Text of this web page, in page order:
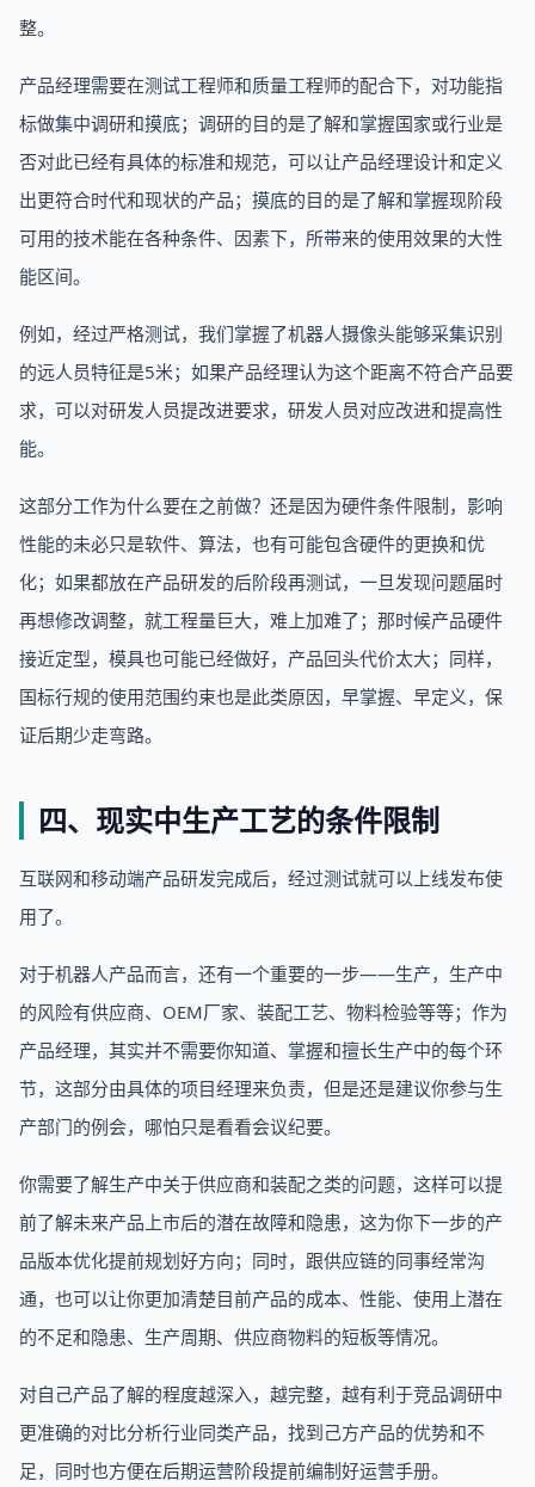
整。
产品经理需要在测试工程师和质量工程师的配合下，对功能指
标做集中调研和摸底；调研的目的是了解和掌握国家或行业是
否对此已经有具体的标准和规范，可以让产品经理设计和定义
出更符合时代和现状的产品；摸底的目的是了解和掌握现阶段
可用的技术能在各种条件、因素下，所带来的使用效果的大性
能区间。
例如，经过严格测试，我们掌握了机器人摄像头能够采集识别
的远人员特征是5米；如果产品经理认为这个距离不符合产品要
求，可以对研发人员提改进要求，研发人员对应改进和提高性
能。
这部分工作为什么要在之前做？还是因为硬件条件限制，影响
性能的未必只是软件、算法，也有可能包含硬件的更换和优
化；如果都放在产品研发的后阶段再测试，一旦发现问题届时
再想修改调整，就工程量巨大，难上加难了；那时候产品硬件
接近定型，模具也可能已经做好，产品回头代价太大；同样，
国标行规的使用范围约束也是此类原因，早掌握、早定义，保
证后期少走弯路。
四、现实中生产工艺的条件限制
互联网和移动端产品研发完成后，经过测试就可以上线发布使
用了。
对于机器人产品而言，还有一个重要的一步——生产，生产中
的风险有供应商、OEM厂家、装配工艺、物料检验等等；作为
产品经理，其实并不需要你知道、掌握和擅长生产中的每个环
节，这部分由具体的项目经理来负责，但是还是建议你参与生
产部门的例会，哪怕只是看看会议纪要。
你需要了解生产中关于供应商和装配之类的问题，这样可以提
前了解未来产品上市后的潜在故障和隐患，这为你下一步的产
品版本优化提前规划好方向；同时，跟供应链的同事经常沟
通，也可以让你更加清楚目前产品的成本、性能、使用上潜在
的不足和隐患、生产周期、供应商物料的短板等情况。
对自己产品了解的程度越深入，越完整，越有利于竞品调研中
更准确的对比分析行业同类产品，找到己方产品的优势和不
足，同时也方便在后期运营阶段提前编制好运营手册。